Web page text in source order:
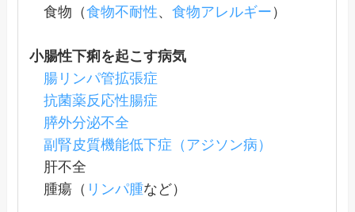
食物（食物不耐性、 食物アレルギー ）
小腸性下痢を起こす病気
腸リンパ管拡張症
抗菌薬反応性腸症
膵外分泌不全
副腎皮質機能低下症（アジソン病）
肝不全
腫瘍（ リンパ腫など）